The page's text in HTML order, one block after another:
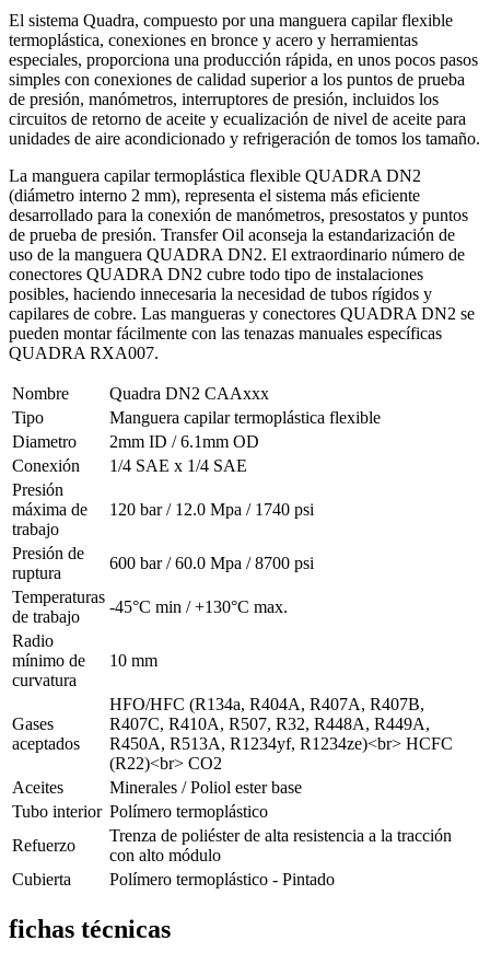
El sistema Quadra, compuesto por una manguera capilar flexible
termoplástica, conexiones en bronce y acero y herramientas
especiales, proporciona una producción rápida, en unos pocos pasos
simples con conexiones de calidad superior a los puntos de prueba
de presión, manómetros, interruptores de presión, incluidos los
circuitos de retorno de aceite y ecualización de nivel de aceite para
unidades de aire acondicionado y refrigeración de tomos los tamaño.
La manguera capilar termoplástica flexible QUADRA DN2
(diámetro interno 2 mm), representa el sistema más eficiente
desarrollado para la conexión de manómetros, presostatos y puntos
de prueba de presión. Transfer Oil aconseja la estandarización de
uso de la manguera QUADRA DN2. El extraordinario número de
conectores QUADRA DN2 cubre todo tipo de instalaciones
posibles, haciendo innecesaria la necesidad de tubos rígidos y
capilares de cobre. Las mangueras y conectores QUADRA DN2 se
pueden montar fácilmente con las tenazas manuales específicas
QUADRA RXA007.
Nombre
Quadra DN2 CAAxxx
Tipo
Manguera capilar termoplástica flexible
Diametro
2mm ID / 6.1mm OD
Conexión
1/4 SAE x 1/4 SAE
Presión
máxima de
trabajo
120 bar / 12.0 Mpa / 1740 psi
Presión de
ruptura
600 bar / 60.0 Mpa / 8700 psi
Temperaturas
de trabajo
-45°C min / +130°C max.
Radio
mínimo de
curvatura
10 mm
Gases
aceptados
HFO/HFC (R134a, R404A, R407A, R407B,
R407C, R410A, R507, R32, R448A, R449A,
R450A, R513A, R1234yf, R1234ze)<br> HCFC
(R22)<br> CO2
Aceites
Minerales / Poliol ester base
Tubo interior Polímero termoplástico
Refuerzo
Trenza de poliéster de alta resistencia a la tracción
con alto módulo
Cubierta
Polímero termoplástico - Pintado
fichas técnicas